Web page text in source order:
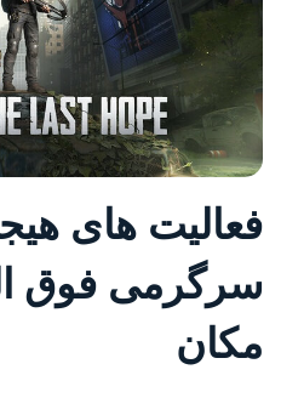
فعالیت های
سرگرمی فوق
مکان